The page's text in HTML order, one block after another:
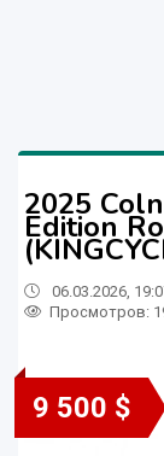
2025
Edition
06.03.2026,
Просмотров:
9 500 $